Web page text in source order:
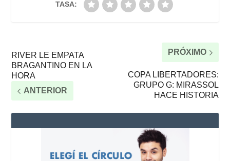
TASA:
RIVER LE EMPATA
BRAGANTINO EN LA
HORA
ANTERIOR
PRÓXIMO
COPA LIBERTADORES:
GRUPO G: MIRASSOL
HACE HISTORIA